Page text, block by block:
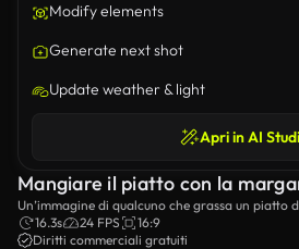
Modify elements
Generate next shot
Update weather & light
Apri in AI
Mangiare il piatto con la
Un’immagine di qualcuno che grassa un
16.3s
24 FPS
16:9
Diritti commerciali gratuiti